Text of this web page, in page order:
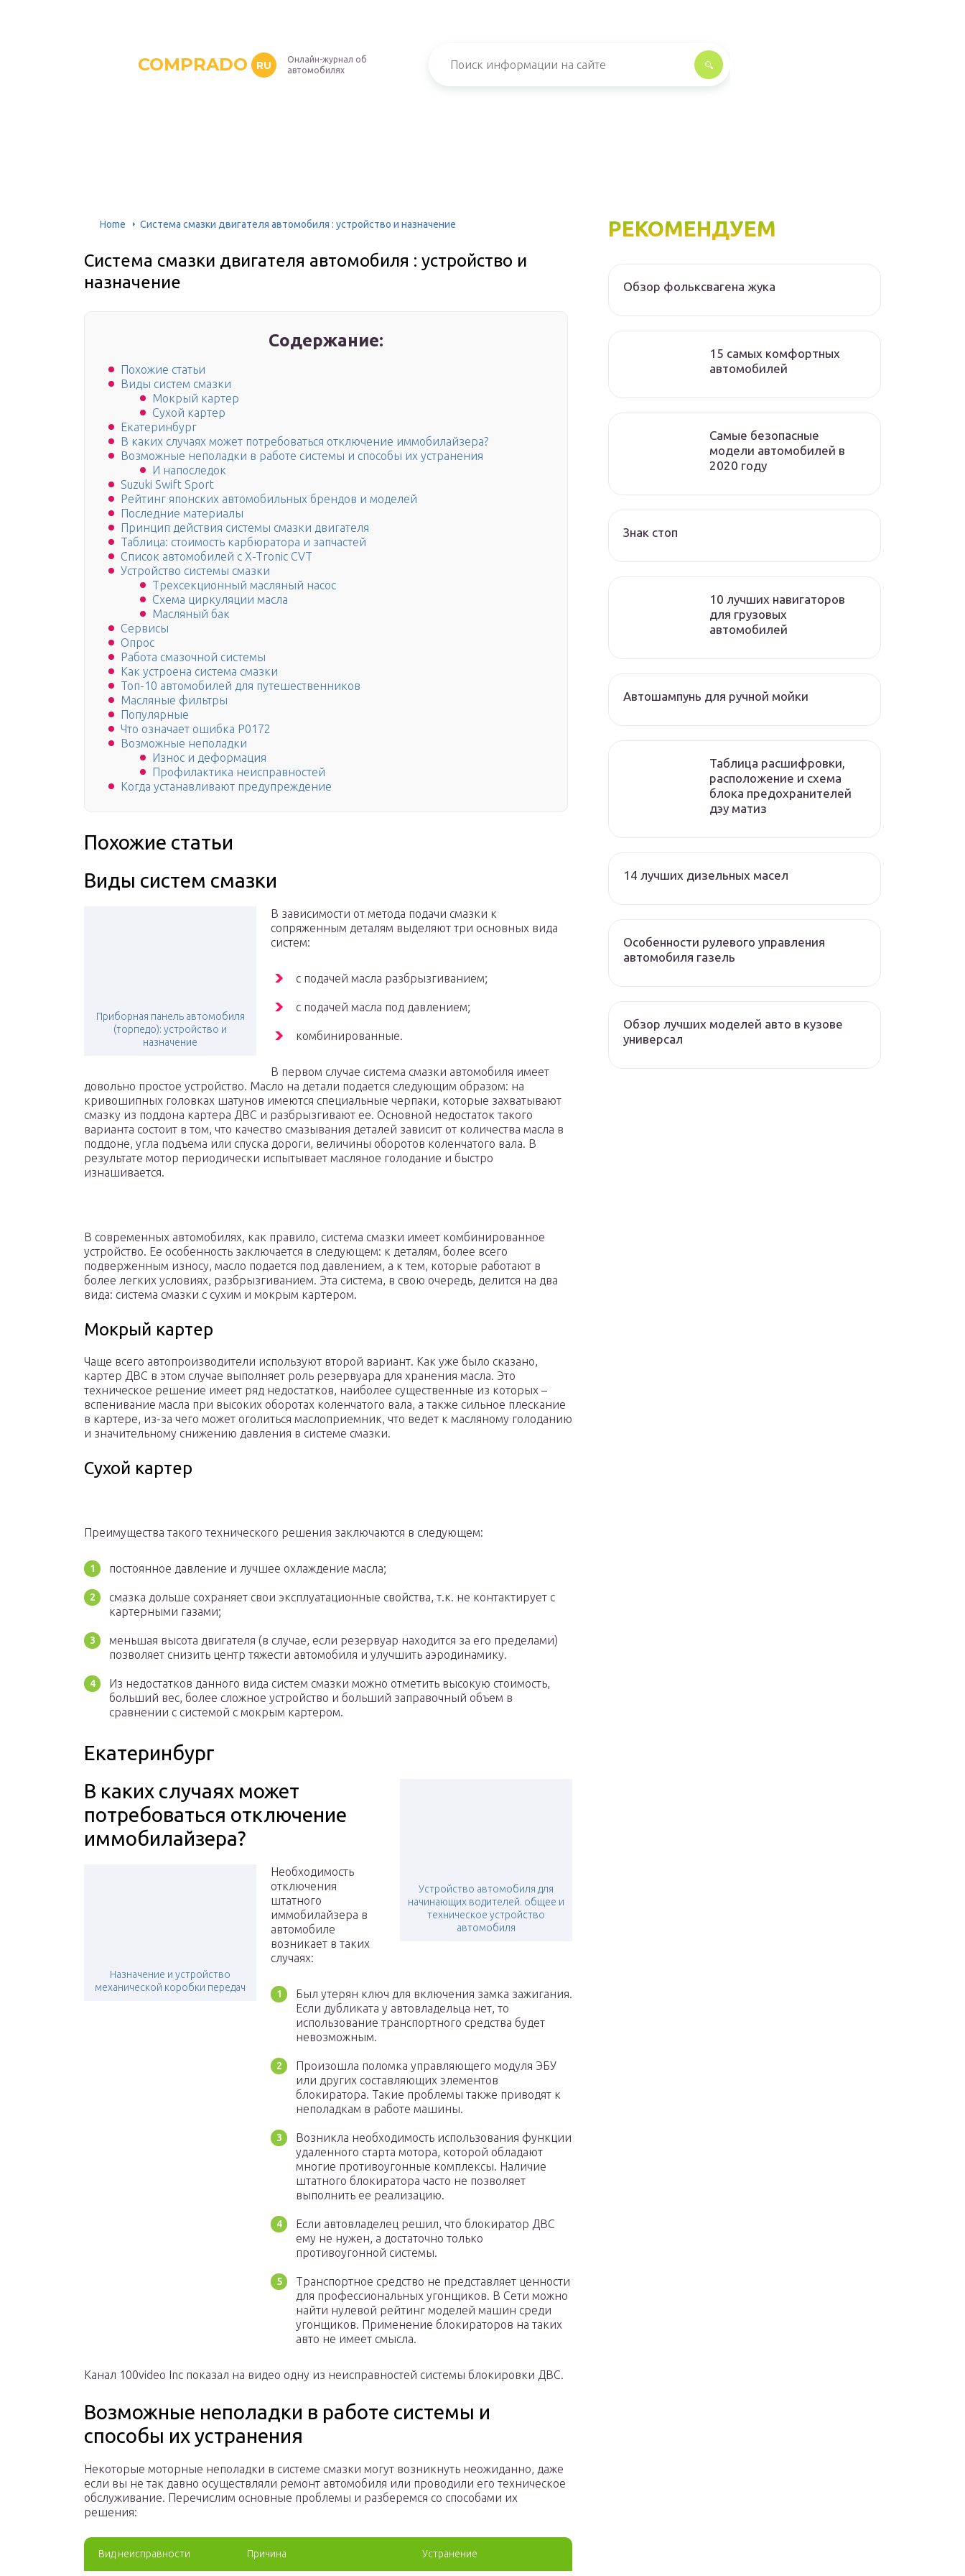
COMPRADO RU
Онлайн-журнал об
автомобилях
Home Система смазки двигателя автомобиля : устройство и назначение
Система смазки двигателя автомобиля : устройство и
назначение
Содержание:
Похожие статьи
Виды систем смазки
Мокрый картер
Сухой картер
Екатеринбург
В каких случаях может потребоваться отключение иммобилайзера?
Возможные неполадки в работе системы и способы их устранения
И напоследок
Suzuki Swift Sport
Рейтинг японских автомобильных брендов и моделей
Последние материалы
Принцип действия системы смазки двигателя
Таблица: стоимость карбюратора и запчастей
Список автомобилей с X-Tronic CVT
Устройство системы смазки
Трехсекционный масляный насос
Схема циркуляции масла
Масляный бак
Сервисы
Опрос
Работа смазочной системы
Как устроена система смазки
Топ-10 автомобилей для путешественников
Масляные фильтры
Популярные
Что означает ошибка P0172
Возможные неполадки
Износ и деформация
Профилактика неисправностей
Когда устанавливают предупреждение
Похожие статьи
Виды систем смазки
Приборная панель автомобиля
(торпедо): устройство и
назначение
В зависимости от метода подачи смазки к
сопряженным деталям выделяют три основных вида
систем:
с подачей масла разбрызгиванием;
с подачей масла под давлением;
комбинированные.
В первом случае система смазки автомобиля имеет
довольно простое устройство. Масло на детали подается следующим образом: на
кривошипных головках шатунов имеются специальные черпаки, которые захватывают
смазку из поддона картера ДВС и разбрызгивают ее. Основной недостаток такого
варианта состоит в том, что качество смазывания деталей зависит от количества масла в
поддоне, угла подъема или спуска дороги, величины оборотов коленчатого вала. В
результате мотор периодически испытывает масляное голодание и быстро
изнашивается.
В современных автомобилях, как правило, система смазки имеет комбинированное
устройство. Ее особенность заключается в следующем: к деталям, более всего
подверженным износу, масло подается под давлением, а к тем, которые работают в
более легких условиях, разбрызгиванием. Эта система, в свою очередь, делится на два
вида: система смазки с сухим и мокрым картером.
Мокрый картер
Чаще всего автопроизводители используют второй вариант. Как уже было сказано,
картер ДВС в этом случае выполняет роль резервуара для хранения масла. Это
техническое решение имеет ряд недостатков, наиболее существенные из которых –
вспенивание масла при высоких оборотах коленчатого вала, а также сильное плескание
в картере, из-за чего может оголиться маслоприемник, что ведет к масляному голоданию
и значительному снижению давления в системе смазки.
Сухой картер
Преимущества такого технического решения заключаются в следующем:
постоянное давление и лучшее охлаждение масла;
смазка дольше сохраняет свои эксплуатационные свойства, т.к. не контактирует с
картерными газами;
меньшая высота двигателя (в случае, если резервуар находится за его пределами)
позволяет снизить центр тяжести автомобиля и улучшить аэродинамику.
Из недостатков данного вида систем смазки можно отметить высокую стоимость,
больший вес, более сложное устройство и больший заправочный объем в
сравнении с системой с мокрым картером.
Екатеринбург
Устройство автомобиля для
начинающих водителей. общее и
техническое устройство
автомобиля
В каких случаях может
потребоваться отключение
иммобилайзера?
Назначение и устройство
механической коробки передач
Необходимость
отключения
штатного
иммобилайзера в
автомобиле
возникает в таких
случаях:
Был утерян ключ для включения замка зажигания.
Если дубликата у автовладельца нет, то
использование транспортного средства будет
невозможным.
Произошла поломка управляющего модуля ЭБУ
или других составляющих элементов
блокиратора. Такие проблемы также приводят к
неполадкам в работе машины.
Возникла необходимость использования функции
удаленного старта мотора, которой обладают
многие противоугонные комплексы. Наличие
штатного блокиратора часто не позволяет
выполнить ее реализацию.
Если автовладелец решил, что блокиратор ДВС
ему не нужен, а достаточно только
противоугонной системы.
Транспортное средство не представляет ценности
для профессиональных угонщиков. В Сети можно
найти нулевой рейтинг моделей машин среди
угонщиков. Применение блокираторов на таких
авто не имеет смысла.
Канал 100video Inc показал на видео одну из неисправностей системы блокировки ДВС.
Возможные неполадки в работе системы и
способы их устранения
Некоторые моторные неполадки в системе смазки могут возникнуть неожиданно, даже
если вы не так давно осуществляли ремонт автомобиля или проводили его техническое
обслуживание. Перечислим основные проблемы и разберемся со способами их
решения:
Вид неисправности Причина Устранение
РЕКОМЕНДУЕМ
Обзор фольксвагена жука
15 самых комфортных
автомобилей
Самые безопасные
модели автомобилей в
2020 году
Знак стоп
10 лучших навигаторов
для грузовых
автомобилей
Автошампунь для ручной мойки
Таблица расшифровки,
расположение и схема
блока предохранителей
дэу матиз
14 лучших дизельных масел
Особенности рулевого управления
автомобиля газель
Обзор лучших моделей авто в кузове
универсал